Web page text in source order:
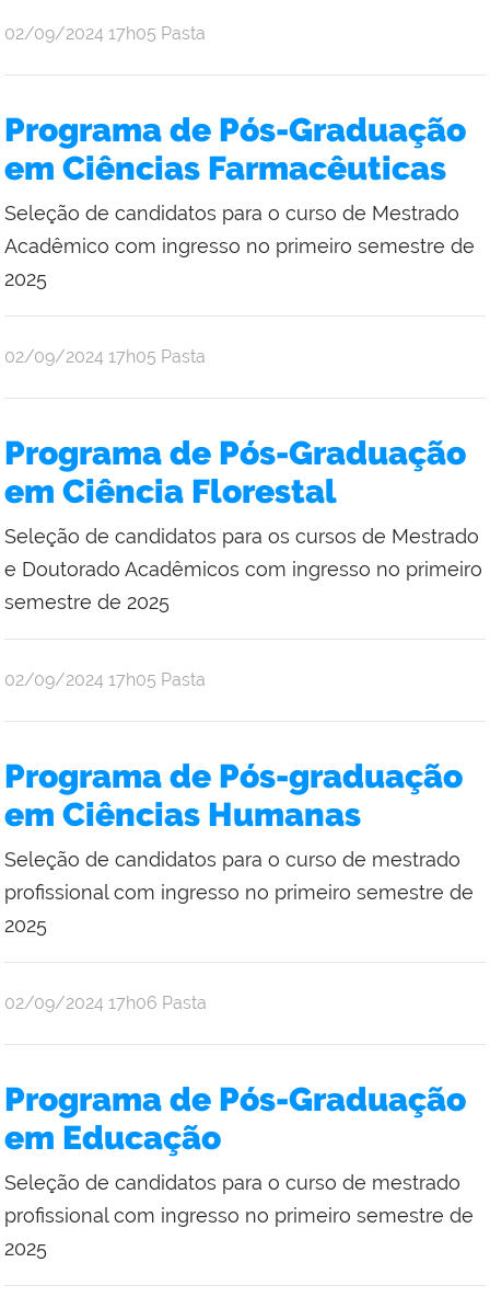
publicado
02/09/2024 17h05 Pasta
Programa de Pós-Graduação
em Ciências Farmacêuticas
Seleção de candidatos para o curso de Mestrado
Acadêmico com ingresso no primeiro semestre de
2025
publicado
02/09/2024 17h05 Pasta
Programa de Pós-Graduação
em Ciência Florestal
Seleção de candidatos para os cursos de Mestrado
e Doutorado Acadêmicos com ingresso no primeiro
semestre de 2025
publicado
02/09/2024 17h05 Pasta
Programa de Pós-graduação
em Ciências Humanas
Seleção de candidatos para o curso de mestrado
profissional com ingresso no primeiro semestre de
2025
publicado
02/09/2024 17h06 Pasta
Programa de Pós-Graduação
em Educação
Seleção de candidatos para o curso de mestrado
profissional com ingresso no primeiro semestre de
2025